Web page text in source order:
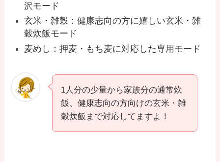
沢モード
玄米・雑穀：健康志向の方に嬉しい玄米・雑
穀炊飯モード
麦めし：押麦・もち麦に対応した専用モード
1人分の少量から家族分の通常炊
飯、健康志向の方向けの玄米・雑
穀炊飯まで対応してますよ！